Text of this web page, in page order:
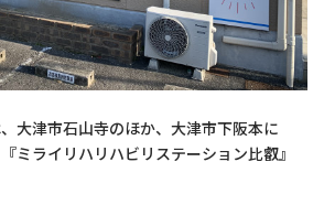
大津市石山寺のほか、大津市下阪本に
ミライリハリハビリステーション比叡』